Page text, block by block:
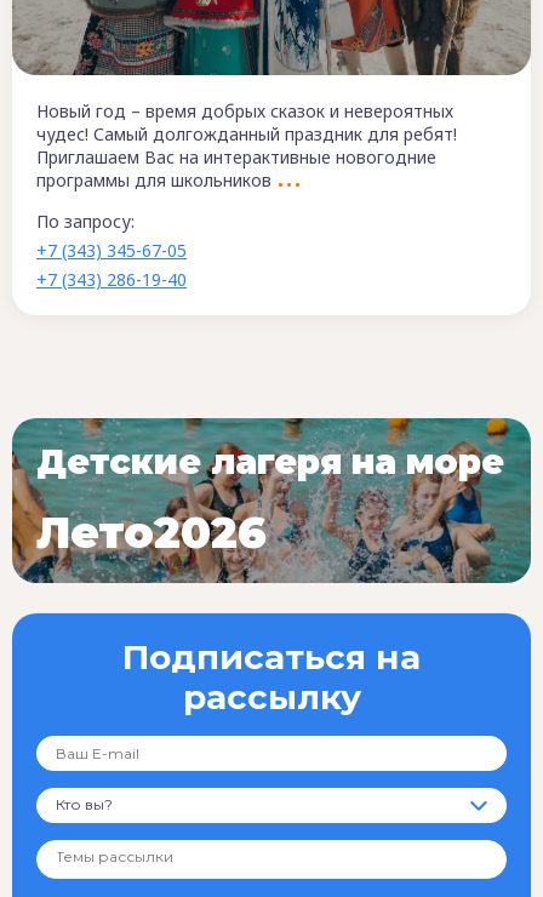
Новый год – время добрых сказок и невероятных
чудес! Самый долгожданный праздник для ребят!
Приглашаем Вас на интерактивные новогодние
программы для школьников
По запросу:
+7 (343) 345-67-05
+7 (343) 286-19-40
Подписаться на
рассылку
Кто вы?
Детские лагеря на море
Лето2026